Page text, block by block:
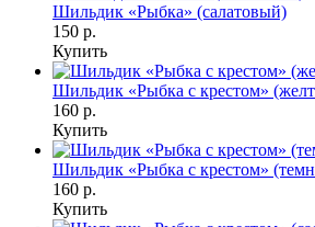
Шильдик «Рыбка» (салатовый)
150 р.
Купить
Шильдик «Рыбка с крестом»
160 р.
Купить
Шильдик «Рыбка с крестом»
160 р.
Купить